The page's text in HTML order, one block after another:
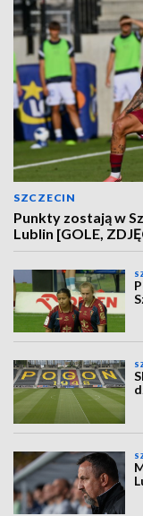
SZCZECIN
Punkty zostają w
Lublin [GOLE,